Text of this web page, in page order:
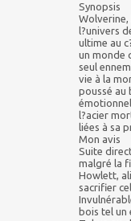
Synopsis
Wolverine,
l?univers
ultime au
un monde
seul
vie à la
poussé au
l?acier
liées à sa
Mon avis
Suite
malgré la
Howlett,
sacrifier
bois tel un